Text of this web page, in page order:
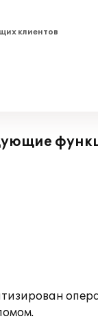
клиентов